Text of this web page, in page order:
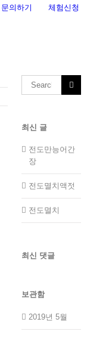
문의하기 체험신청
Search
for:
최신 글
전도만능어간
장
전도멸치액젓
전도멸치
최신 댓글
보관함
2019년 5월